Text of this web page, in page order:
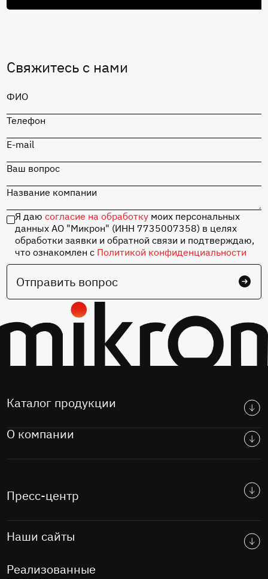
Свяжитесь с нами
ФИО
Телефон
E-mail
Ваш вопрос
Название компании
Я даюсогласие на обработку моих персональных
данных АО "Микрон" (ИНН 7735007358) в целях
обработки заявки и обратной связи и подтверждаю,
что ознакомлен с Политикой конфиденциальности
Отправить вопрос
Каталог продукции
О компании
Пресс-центр
Наши сайты
Реализованные